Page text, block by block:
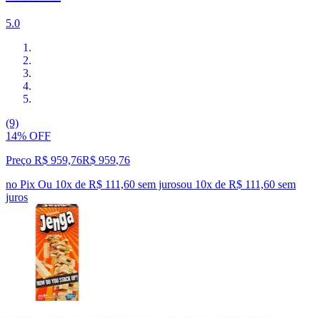
5.0
(9)
14% OFF
Preço R$ 959,76R$ 959,76
no Pix Ou 10x de R$ 111,60 sem jurosou 10x de R$ 111,60 sem
juros